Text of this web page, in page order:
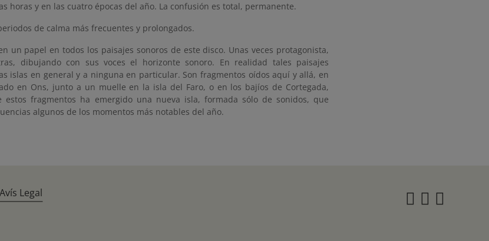
horas y en las cuatro épocas del año. La confusión es total, permanente.
de calma más frecuentes y prolongados.
un papel en todos los paisajes sonoros de este disco. Unas veces protagonista,
dibujando con sus voces el horizonte sonoro. En realidad tales paisajes
islas en general y a ninguna en particular. Son fragmentos oídos aquí y allá, en
en Ons, junto a un muelle en la isla del Faro, o en los bajíos de Cortegada,
estos fragmentos ha emergido una nueva isla, formada sólo de sonidos, que
algunos de los momentos más notables del año.
Avís Legal Twitter